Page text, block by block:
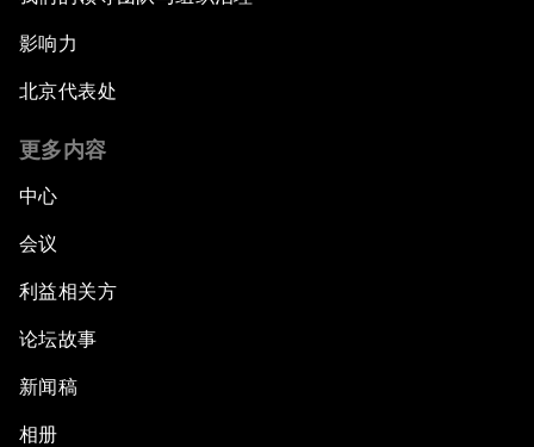
影响力
北京代表处
更多内容
中心
会议
利益相关方
论坛故事
新闻稿
相册